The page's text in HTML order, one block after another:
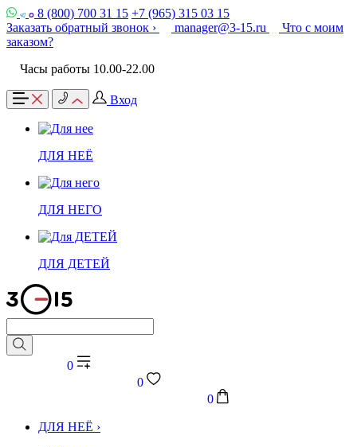
8 (800) 700 31 15 +7 (965) 315 03 15
Заказать обратный звонок ›
manager@3-15.ru
Что с моим
заказом?
Часы работы 10.00-22.00
Вход
ДЛЯ НЕЁ
ДЛЯ НЕГО
ДЛЯ ДЕТЕЙ
0
0
0
ДЛЯ НЕЁ ›